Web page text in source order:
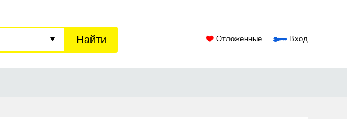
Найти Отложенные Вход